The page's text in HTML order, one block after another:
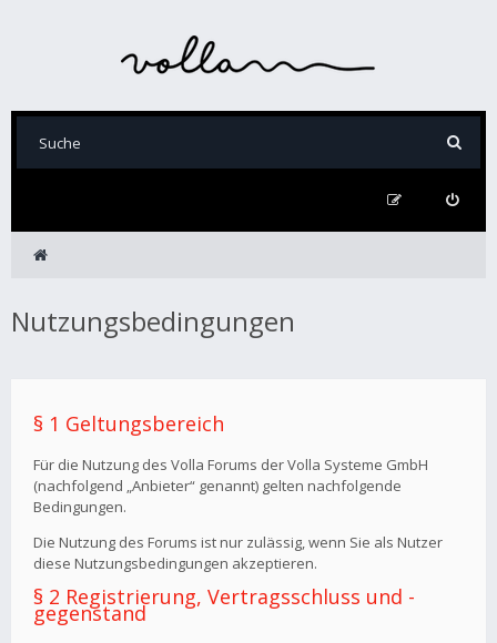
Nutzungsbedingungen
§ 1 Geltungsbereich
Für die Nutzung des Volla Forums der Volla Systeme GmbH
(nachfolgend „Anbieter“ genannt) gelten nachfolgende
Bedingungen.
Die Nutzung des Forums ist nur zulässig, wenn Sie als Nutzer
diese Nutzungsbedingungen akzeptieren.
§ 2 Registrierung, Vertragsschluss und -
gegenstand